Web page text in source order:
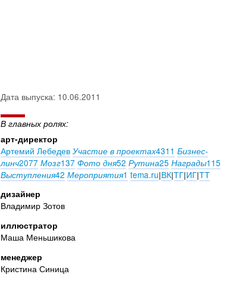
Дата выпуска: 10.06.2011
В главных ролях:
арт-директор
Артемий Лебедев Участие в проектах4311 Бизнес-
линч2077 Мозг137 Фото дня52 Рутина25 Награды115
Выступления42 Мероприятия1 tema.ru|ВК|ТГ|ИГ|ТТ
дизайнер
Владимир Зотов
иллюстратор
Маша Меньшикова
менеджер
Кристина Синица